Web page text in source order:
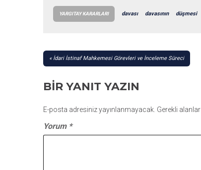
YARGITAY KARARLARI davası davasının düşmesi
YAZI
İdari İstinaf Mahkemesi Görevleri ve İnceleme Süreci
BIR YANIT YAZIN
E-posta adresiniz yayınlanmayacak. Gerekli alanlar
Yorum *